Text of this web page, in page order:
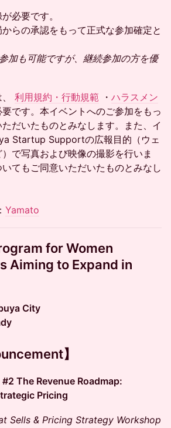
必要です。
らの承認をもって正式な参加確定と
加も可能ですが、継続参加の方を優
利用規約・行動規範 ・ ハラスメン
です。本イベントへのご参加をもっ
だいたものとみなします。また、イ
Startup Supportの広報目的（ウェ
で写真および映像の撮影を行いま
てもご同意いただいたものとみなし
Yamato
for Women
Aiming to Expand in
City
】
The Revenue Roadmap:
Pricing
Sells & Pricing Strategy Workshop